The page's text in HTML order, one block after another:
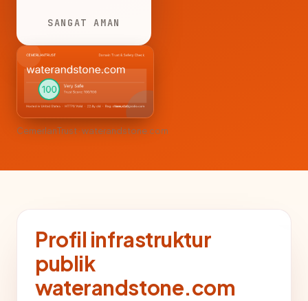
SANGAT AMAN
CemerlanTrust · waterandstone.com
Profil infrastruktur
publik
waterandstone.com